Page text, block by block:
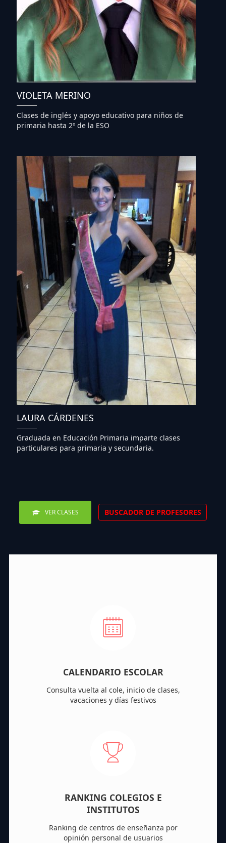
VIOLETA MERINO
Clases de inglés y apoyo educativo para niños de
primaria hasta 2º de la ESO
LAURA CÁRDENES
Graduada en Educación Primaria imparte clases
particulares para primaria y secundaria.
VER CLASES BUSCADOR DE PROFESORES
CALENDARIO ESCOLAR
Consulta vuelta al cole, inicio de clases,
vacaciones y días festivos
RANKING COLEGIOS E
INSTITUTOS
Ranking de centros de enseñanza por
opinión personal de usuarios